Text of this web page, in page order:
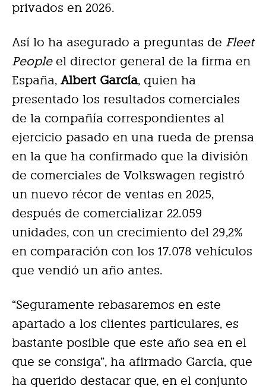
privados en 2026.
Así lo ha asegurado a preguntas de Fleet
Peopleel director general de la firma en
España, Albert García, quien ha
presentado los resultados comerciales
de la compañía correspondientes al
ejercicio pasado en una rueda de prensa
en la que ha confirmado que la división
de comerciales de Volkswagen registró
un nuevo récor de ventas en 2025,
después de comercializar 22.059
unidades, con un crecimiento del 29,2%
en comparación con los 17.078 vehículos
que vendió un año antes.
“Seguramente rebasaremos en este
apartado a los clientes particulares, es
bastante posible que este año sea en el
que se consiga”, ha afirmado García, que
ha querido destacar que, en el conjunto